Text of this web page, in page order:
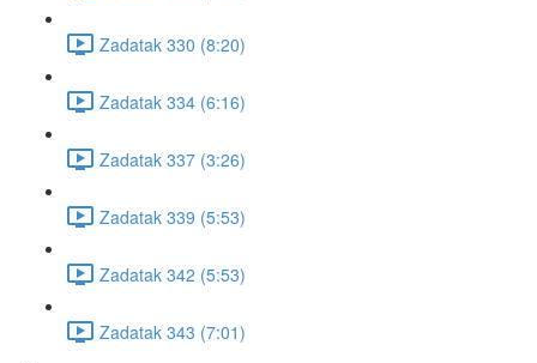
Zadatak 330 (8:20)
Zadatak 334 (6:16)
Zadatak 337 (3:26)
Zadatak 339 (5:53)
Zadatak 342 (5:53)
Zadatak 343 (7:01)